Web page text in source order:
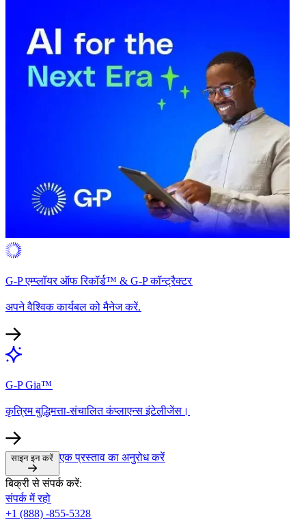
G-P एम्प्लॉयर ऑफ रिकॉर्ड™ & G-P कॉन्ट्रैक्टर​​
अपने वैश्विक कार्यबल को मैनेज करें.​​
G-P Gia™​​
कृत्रिम बुद्धिमत्ता-संचालित कंप्लाएन्स इंटेलीजेंस।​​
साइन इन करें​​ एक प्रस्ताव का अनुरोध करें​​
बिक्री से संपर्क करें:​​
संपर्क में रहो​​
+1 (888) -855-5328​​